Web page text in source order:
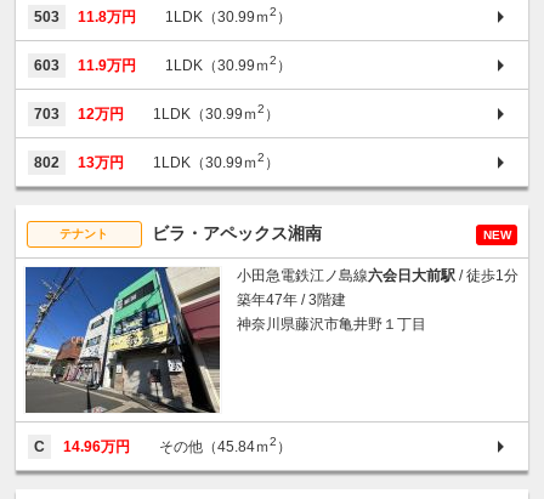
503 11.8万円 1LDK（30.99ｍ2 ）
603 11.9万円 1LDK（30.99ｍ2 ）
703 12万円 1LDK（30.99ｍ2 ）
802 13万円 1LDK（30.99ｍ2 ）
テナント ビラ・アペックス湘南 NEW
小田急電鉄江ノ島線六会日大前駅 / 徒歩1分
築年47年 / 3階建
神奈川県藤沢市亀井野１丁目
C 14.96万円 その他（45.84ｍ2 ）